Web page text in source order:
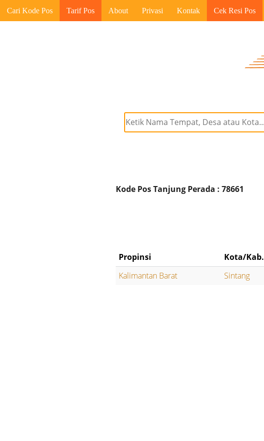
Cari Kode Pos Tarif Pos About Privasi Kontak Cek Resi Pos
Kode Pos Tanjung Perada : 78661
Propinsi Kota/Kab.
Kalimantan Barat
Sintang